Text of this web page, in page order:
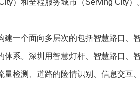
）和全程服务城市（Serving City）
个面向多层次的包括智慧路口、
系。深圳用智慧灯杆、智慧路口
检测、道路的险情识别、信息交互